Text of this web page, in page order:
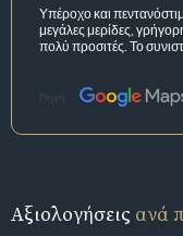
Υπέροχο και
μεγάλες μερίδες,
πολύ προσιτές. Το
Πηγή:
Αξιολογήσεις ανά